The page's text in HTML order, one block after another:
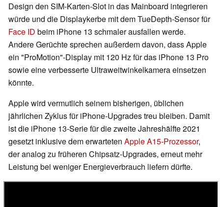
Design den SIM-Karten-Slot in das Mainboard integrieren
würde und die Displaykerbe mit dem TueDepth-Sensor für
Face ID beim iPhone 13 schmaler ausfallen werde.
Andere Gerüchte sprechen außerdem davon, dass Apple
ein "ProMotion"-Display mit 120 Hz für das iPhone 13 Pro
sowie eine verbesserte Ultraweitwinkelkamera einsetzen
könnte.
Apple wird vermutlich seinem bisherigen, üblichen
jährlichen Zyklus für iPhone-Upgrades treu bleiben. Damit
ist die iPhone 13-Serie für die zweite Jahreshälfte 2021
gesetzt inklusive dem erwarteten Apple A15-Prozessor,
der analog zu früheren Chipsatz-Upgrades, erneut mehr
Leistung bei weniger Energieverbrauch liefern dürfte.